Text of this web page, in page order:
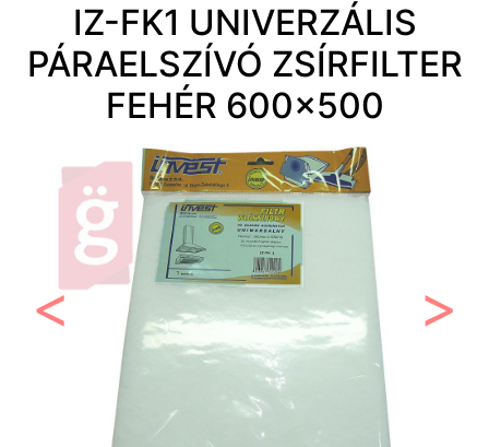
IZ-FK1 UNIVERZÁLIS
PÁRAELSZÍVÓ ZSÍRFILTER
FEHÉR 600x500
Előző